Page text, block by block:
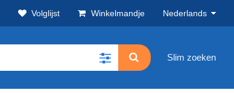
Volglijst Winkelmandje Nederlands
Slim zoeken